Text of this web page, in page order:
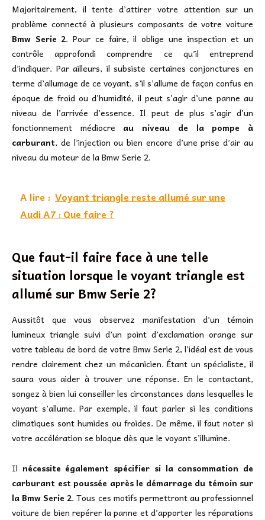
Majoritairement, il tente d’attirer votre attention sur un
problème connecté à plusieurs composants de votre voiture
Bmw Serie 2. Pour ce faire, il oblige une inspection et un
contrôle approfondi comprendre ce qu’il entreprend
d’indiquer. Par ailleurs, il subsiste certaines conjonctures en
terme d’allumage de ce voyant, s’il s’allume de façon confus en
époque de froid ou d’humidité, il peut s’agir d’une panne au
niveau de l’arrivée d’essence. Il peut de plus s’agir d’un
fonctionnement médiocre au niveau de la pompe à
carburant, de l’injection ou bien encore d’une prise d’air au
niveau du moteur de la Bmw Serie 2.
A lire : Voyant triangle reste allumé sur une
Audi A7 : Que faire ?
Que faut-il faire face à une telle
situation lorsque le voyant triangle est
allumé sur Bmw Serie 2?
Aussitôt que vous observez manifestation d’un témoin
lumineux triangle suivi d’un point d’exclamation orange sur
votre tableau de bord de votre Bmw Serie 2, l’idéal est de vous
rendre clairement chez un mécanicien. Étant un spécialiste, il
saura vous aider à trouver une réponse. En le contactant,
songez à bien lui conseiller les circonstances dans lesquelles le
voyant s’allume. Par exemple, il faut parler si les conditions
climatiques sont humides ou froides. De même, il faut noter si
votre accélération se bloque dès que le voyant s’illumine.
Il nécessite également spécifier si la consommation de
carburant est poussée après le démarrage du témoin sur
la Bmw Serie 2. Tous ces motifs permettront au professionnel
voiture de bien repérer la panne et d’apporter les réparations